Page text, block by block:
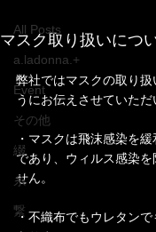
All Posts
a.ladonna.+
Event
その他
綴
糸
繋
マスク取り扱いにつ
弊社ではマスクの取り扱
うにお伝えさせていただ
・マスクは飛沫感染を
であり、ウィルス感染を
せん。
・不織布でもウレタン